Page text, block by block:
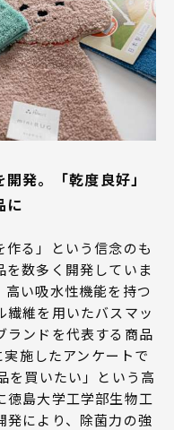
発。「乾度良好」
に
作る」という信念のも
を数多く開発していま
高い吸水性機能を持つ
維を用いたバスマッ
ランドを代表する商品
施したアンケートで
を買いたい」という高
徳島大学工学部生物工
発により、除菌力の強